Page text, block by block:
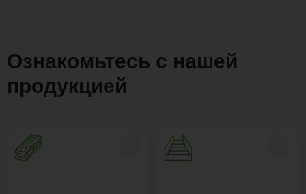
Ознакомьтесь с нашей
продукцией